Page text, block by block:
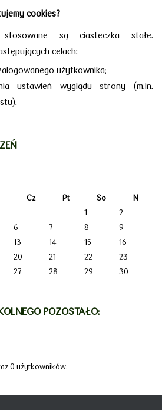
cookies?
są ciasteczka stałe.
celach:
użytkownika;
ustawień wyglądu strony (m.in.
Cz Pt So
N
1
2
6 7 8
9
13 14 15
16
20 21 22
23
27 28 29
30
POZOSTAŁO:
0 użytkowników.